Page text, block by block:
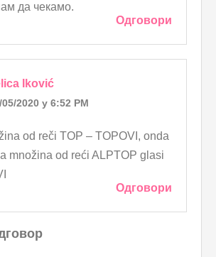
да чекамо.
Одговори
Iković
05/2020 у 6:52 PM
od reči TOP – TOPOVI, onda
množina od reći ALPTOP glasi
Одговори